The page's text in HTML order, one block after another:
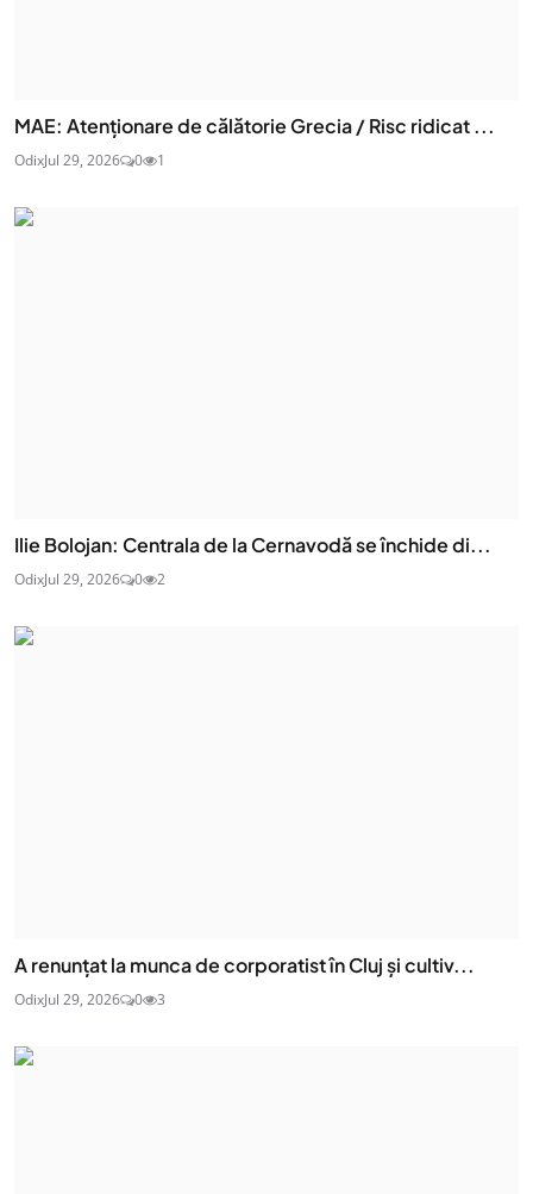
MAE: Atenţionare de călătorie Grecia / Risc ridicat ...
OdixJul 29, 2026 0 1
Ilie Bolojan: Centrala de la Cernavodă se închide di...
OdixJul 29, 2026 0 2
A renunțat la munca de corporatist în Cluj și cultiv...
OdixJul 29, 2026 0 3